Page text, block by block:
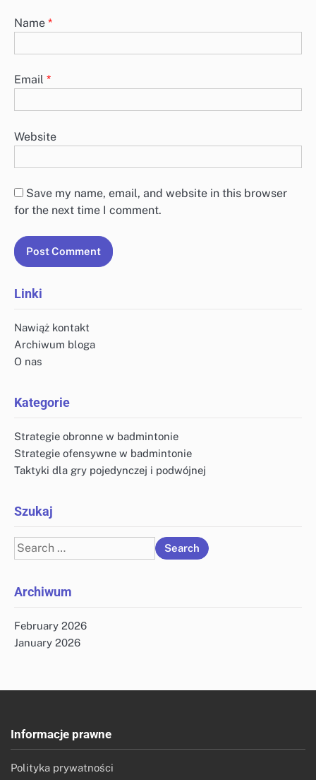
Name *
Email *
Website
Save my name, email, and website in this browser
for the next time I comment.
Linki
Nawiąż kontakt
Archiwum bloga
O nas
Kategorie
Strategie obronne w badmintonie
Strategie ofensywne w badmintonie
Taktyki dla gry pojedynczej i podwójnej
Szukaj
Search
for:
Archiwum
February 2026
January 2026
Informacje prawne
Polityka prywatności